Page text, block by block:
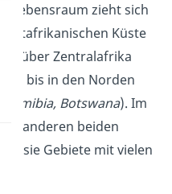
Lebensraum zieht sich
Küste
) über Zentralafrika
) bis in den Norden
Namibia, Botswana). Im
anderen beiden
sie Gebiete mit vielen